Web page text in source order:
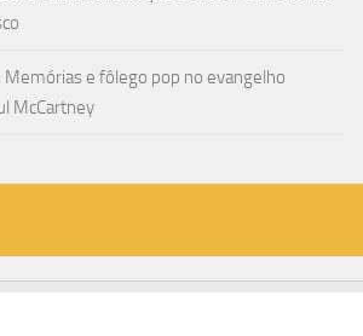
Memórias e fôlego pop no evangelho
McCartney